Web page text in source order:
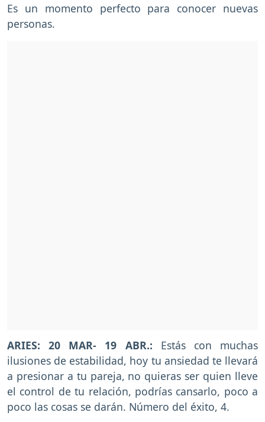
Es un momento perfecto para conocer nuevas
personas.
ARIES: 20 MAR- 19 ABR.: Estás con muchas
ilusiones de estabilidad, hoy tu ansiedad te llevará
a presionar a tu pareja, no quieras ser quien lleve
el control de tu relación, podrías cansarlo, poco a
poco las cosas se darán. Número del éxito, 4.